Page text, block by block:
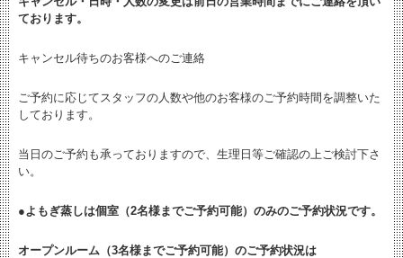
ております。
キャンセル待ちのお客様へのご連絡
ご予約に応じてスタッフの人数や他のお客様のご予約時間を調整いた
しております。
当日のご予約も承っておりますので、生理日等ご確認の上ご検討下さ
い。
●よもぎ蒸しは個室（2名様までご予約可能）のみのご予約状況です。
オープンルーム（3名様までご予約可能）のご予約状況は